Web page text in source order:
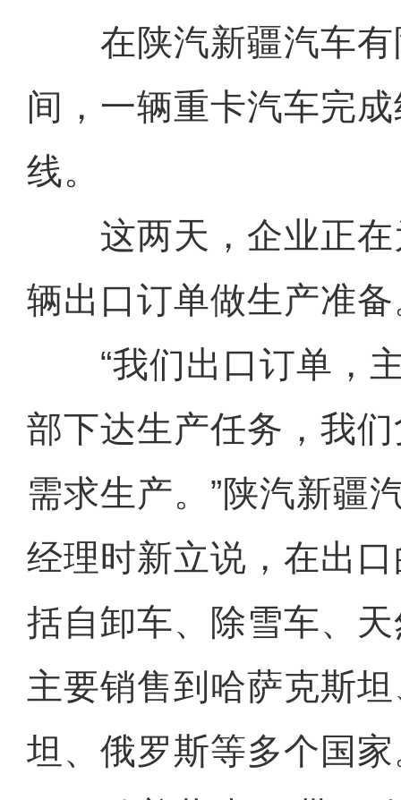
在陕汽新疆汽车有
间，一辆重卡汽车完
线。
这两天，企业正在
辆出口订单做生产准
“我们出口订单，主
部下达生产任务，我
需求生产。”陕汽新疆
经理时新立说，在出
括自卸车、除雪车、
主要销售到哈萨克斯
坦、俄罗斯等多个国